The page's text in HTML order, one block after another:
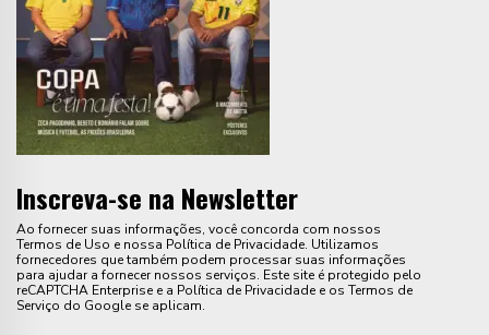
Inscreva-se na Newsletter
Ao fornecer suas informações, você concorda com nossos
Termos de Uso e nossa Política de Privacidade. Utilizamos
fornecedores que também podem processar suas informações
para ajudar a fornecer nossos serviços. Este site é protegido pelo
reCAPTCHA Enterprise e a Política de Privacidade e os Termos de
Serviço do Google se aplicam.